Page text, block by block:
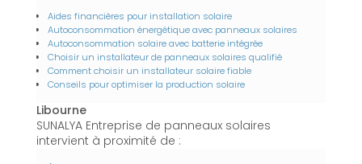
Aides financières pour installation solaire
Autoconsommation énergétique avec panneaux solaires
Autoconsommation solaire avec batterie intégrée
Choisir un installateur de panneaux solaires qualifié
Comment choisir un installateur solaire fiable
Conseils pour optimiser la production solaire
Libourne
SUNALYA Entreprise de panneaux solaires
intervient à proximité de :